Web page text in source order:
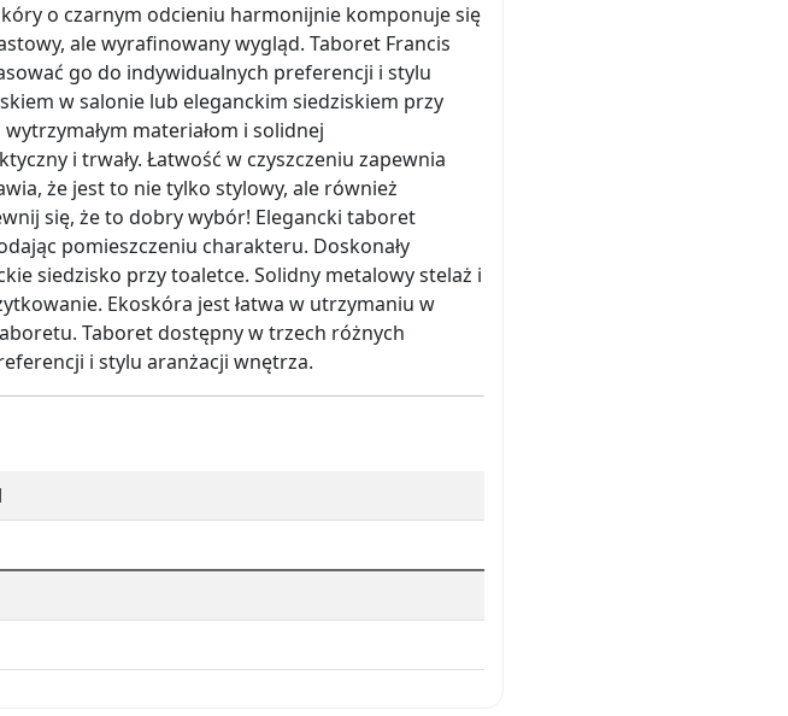
o czarnym odcieniu harmonijnie komponuje się
ale wyrafinowany wygląd. Taboret Francis
go do indywidualnych preferencji i stylu
w salonie lub eleganckim siedziskiem przy
materiałom i solidnej
i trwały. Łatwość w czyszczeniu zapewnia
że jest to nie tylko stylowy, ale również
się, że to dobry wybór! Elegancki taboret
pomieszczeniu charakteru. Doskonały
siedzisko przy toaletce. Solidny metalowy stelaż i
Ekoskóra jest łatwa w utrzymaniu w
Taboret dostępny w trzech różnych
i stylu aranżacji wnętrza.